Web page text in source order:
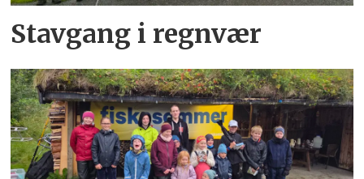
Stavgang i regnvær